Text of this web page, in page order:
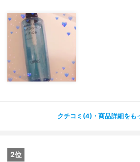
クチコミ(4)・商品詳細をも
2位